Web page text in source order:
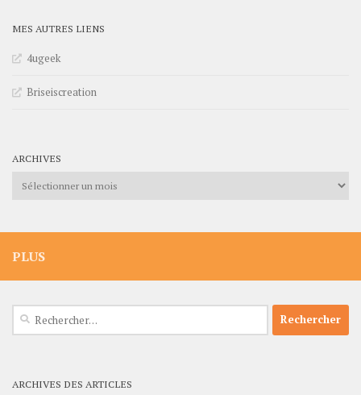
MES AUTRES LIENS
4ugeek
Briseiscreation
ARCHIVES
Archives
PLUS
Rechercher :
ARCHIVES DES ARTICLES